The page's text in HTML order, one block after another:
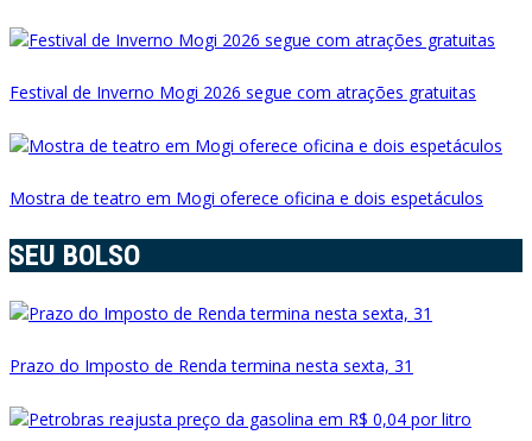
Festival de Inverno Mogi 2026 segue com atrações gratuitas
Mostra de teatro em Mogi oferece oficina e dois espetáculos
SEU BOLSO
Prazo do Imposto de Renda termina nesta sexta, 31